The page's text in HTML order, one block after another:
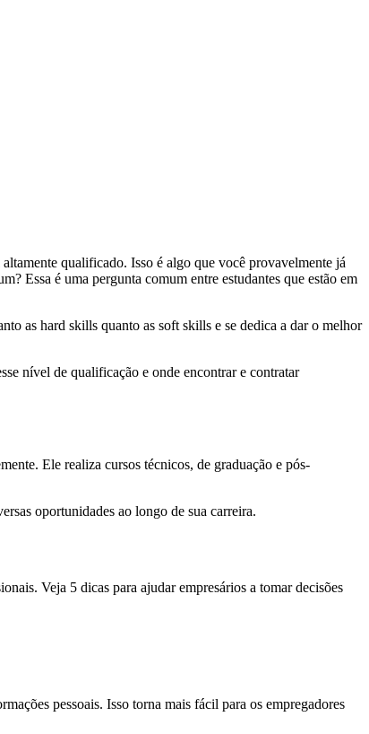
qualificado. Isso é algo que você provavelmente já
Essa é uma pergunta comum entre estudantes que estão em
as hard skills quanto as soft skills e se dedica a dar o melhor
nível de qualificação e onde encontrar e contratar
Ele realiza cursos técnicos, de graduação e pós-
oportunidades ao longo de sua carreira.
Veja 5 dicas para ajudar empresários a tomar decisões
pessoais. Isso torna mais fácil para os empregadores